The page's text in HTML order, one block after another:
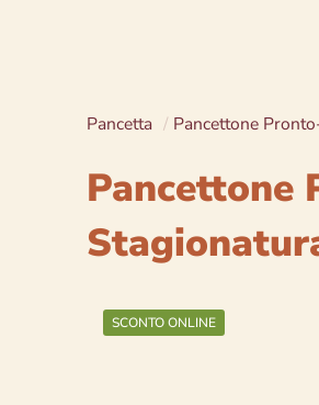
Pancetta / Pancettone
Pancettone
SCONTO ONLINE